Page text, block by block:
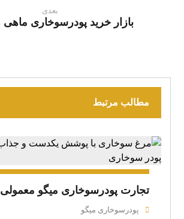
بعدی
بازار خرید پودرسوخاری
مطالب مرتبط
تجارت پودرسوخاری میگو معمولی
پودرسوخاری میگو